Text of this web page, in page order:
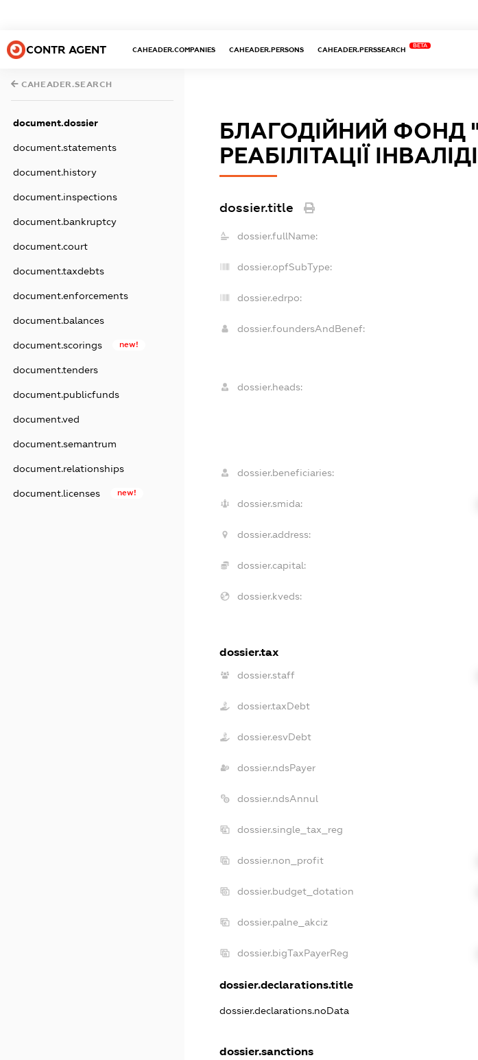
CONTR AGENT CAHEADER.COMPANIES CAHEADER.PERSONS CAHEADER.PERSSEARCH
BETA
CAHEADER.SEARCH
document.dossier
document.statements
document.history
document.inspections
document.bankruptcy
document.court
document.taxdebts
document.enforcements
document.balances
document.scorings new!
document.tenders
document.publicfunds
document.ved
document.semantrum
document.relationships
document.licenses new!
БЛАГОДІЙНИЙ ФОНД
РЕАБІЛІТАЦІЇ
dossier.title
dossier.fullName:
dossier.opfSubType:
dossier.edrpo:
dossier.foundersAndBenef:
dossier.heads:
dossier.beneficiaries:
dossier.smida:
dossier.address:
dossier.capital:
dossier.kveds:
dossier.tax
dossier.staff
dossier.taxDebt
dossier.esvDebt
dossier.ndsPayer
dossier.ndsAnnul
dossier.single_tax_reg
dossier.non_profit
dossier.budget_dotation
dossier.palne_akciz
dossier.bigTaxPayerReg
dossier.declarations.title
dossier.declarations.noData
dossier.sanctions